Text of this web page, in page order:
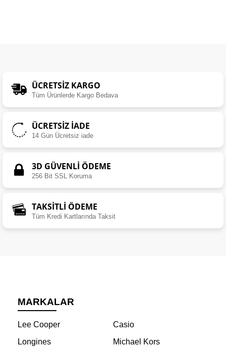
ÜCRETSIZ KARGO
Tüm Ürünlerde Kargo Bedava
ÜCRETSIZ İADE
14 Gün Ücretsiz iade
3D GÜVENLİ ÖDEME
256 Bit SSL Koruma
TAKSİTLİ ÖDEME
Tüm Kredi Kartlarında Taksit
MARKALAR
Lee Cooper
Casio
Longines
Michael Kors